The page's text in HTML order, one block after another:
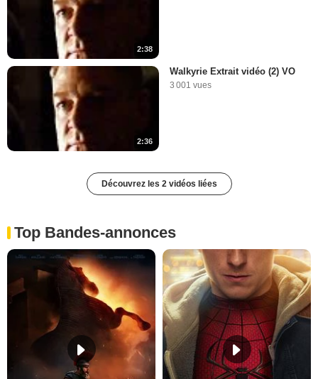
2:38
2:36
Walkyrie Extrait vidéo (2) VO
3 001 vues
Découvrez les 2 vidéos liées
Top Bandes-annonces